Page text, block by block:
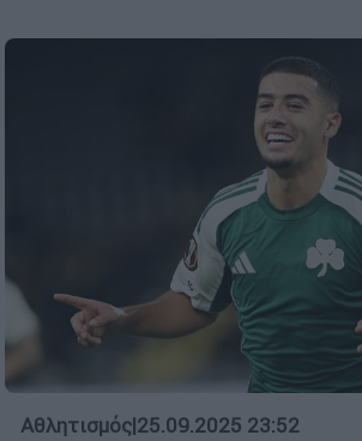
Αθλητισμός|25.09.2025 23:52